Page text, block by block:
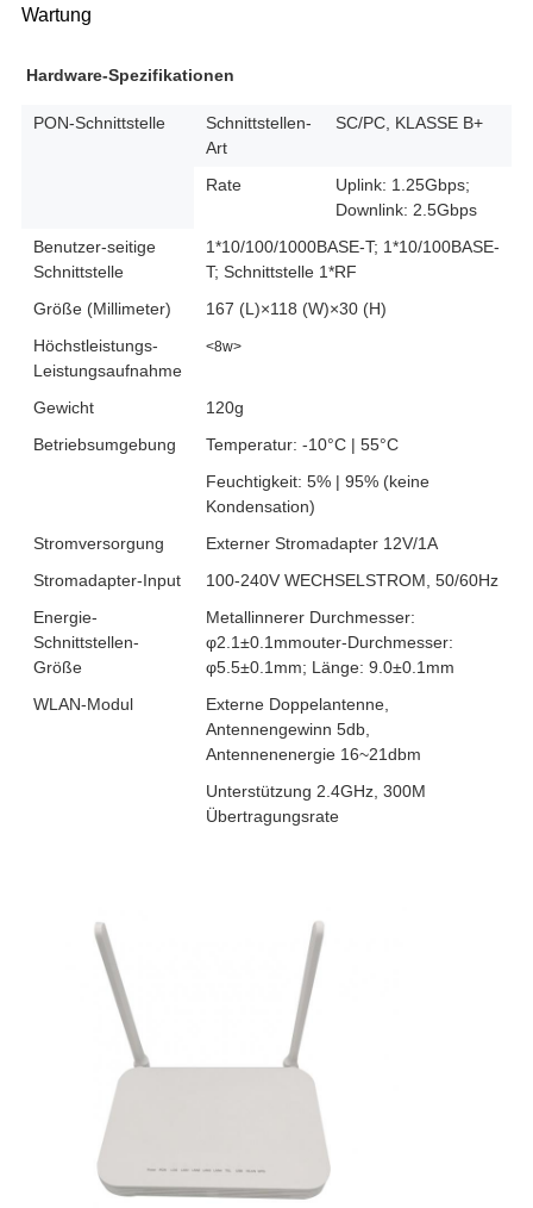
Wartung
Hardware-Spezifikationen
PON-Schnittstelle
Schnittstellen-
Art
SC/PC, KLASSE B+
Rate
Uplink: 1.25Gbps;
Downlink: 2.5Gbps
Benutzer-seitige
Schnittstelle
1*10/100/1000BASE-T; 1*10/100BASE-
T; Schnittstelle 1*RF
Größe (Millimeter)
167 (L)×118 (W)×30 (H)
Höchstleistungs-
Leistungsaufnahme
<8w>
Gewicht
120g
Betriebsumgebung
Temperatur: -10°C | 55°C
Feuchtigkeit: 5% | 95% (keine
Kondensation)
Stromversorgung
Externer Stromadapter 12V/1A
Stromadapter-Input
100-240V WECHSELSTROM, 50/60Hz
Energie-
Schnittstellen-
Größe
Metallinnerer Durchmesser:
φ2.1±0.1mmouter-Durchmesser:
φ5.5±0.1mm; Länge: 9.0±0.1mm
WLAN-Modul
Externe Doppelantenne,
Antennengewinn 5db,
Antennenenergie 16~21dbm
Unterstützung 2.4GHz, 300M
Übertragungsrate